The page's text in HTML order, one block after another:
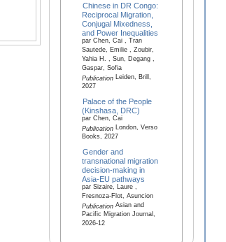
Chinese in DR Congo:
Reciprocal Migration,
Conjugal Mixedness,
and Power Inequalities
par Chen, Cai , Tran
Sautede, Emilie , Zoubir,
Yahia H. , Sun, Degang ,
Gaspar, Sofia
PublicationLeiden, Brill,
2027
Palace of the People
(Kinshasa, DRC)
par Chen, Cai
PublicationLondon, Verso
Books, 2027
Gender and
transnational migration
decision-making in
Asia-EU pathways
par Sizaire, Laure ,
Fresnoza-Flot, Asuncion
PublicationAsian and
Pacific Migration Journal,
2026-12